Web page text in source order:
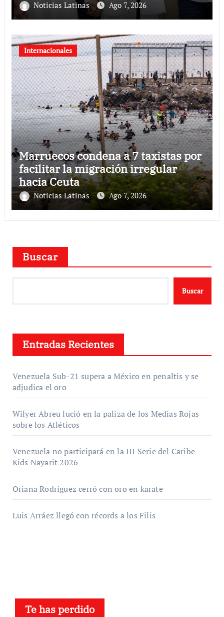
Noticias Latinas Ago 7, 2026
Internacionales
Marruecos condena a 7 taxistas por
facilitar la migración irregular
hacia Ceuta
Noticias Latinas Ago 7, 2026
Buscar
Buscar
Entradas Recientes
Venezuela Sub-21 supera a México en penaltis y se
adjudica el oro
Wilyer Abreu lució en la paliza de los Medias Rojas
sobre los Atléticos
Venezuela no participará en la III Serie del Caribe
Kids Nayarit 2026
Oriana Rodríguez cerró con oro en karate
Luis Arráez llegó con récords a los Filis
Te has perdido